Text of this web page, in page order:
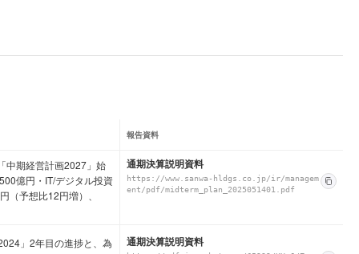
報告資料
中期経営計画2027」始
億円・IT/デジタル投資
予想比12円増）、
通期決算説明資料
https://www.sanwa-hldgs.co.jp/ir/managem
ent/pdf/midterm_plan_2025051401.pdf
」2年目の進捗と、為
通期決算説明資料